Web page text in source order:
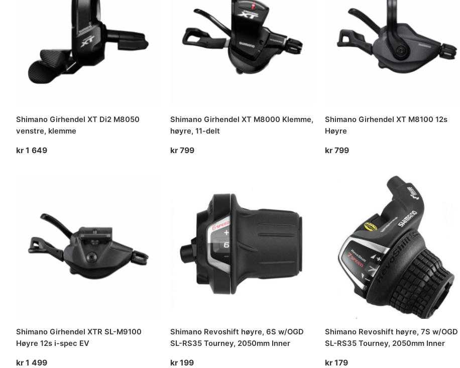
Shimano Girhendel XT Di2 M8050
venstre, klemme
kr 1 649
Shimano Girhendel XT M8000 Klemme,
høyre, 11-delt
kr 799
Shimano Girhendel XT M8100 12s
Høyre
kr799
Shimano Girhendel XTR SL-M9100
Høyre 12s i-spec EV
kr 1 499
Shimano Revoshift høyre, 6S w/OGD
SL-RS35 Tourney, 2050mm Inner
kr 199
Shimano Revoshift høyre, 7S w/OGD
SL-RS35 Tourney, 2050mm Inner
kr179